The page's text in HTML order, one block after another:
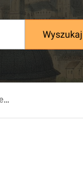
Wyszukaj
Schediasma Historico Geographicum De Varegis, Heroibus Scandianis Et Primis Russiae Dynastis, [...].